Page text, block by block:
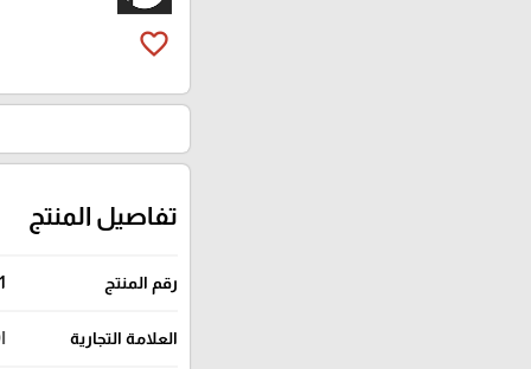
favorite_border
تفاصيل المنتج
رقم المنتج
العلامة التجارية